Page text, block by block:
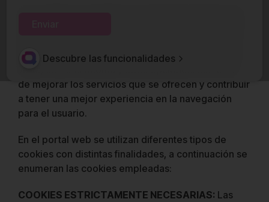
web almacene y recupere la información sobre la
de mejorar los servicios que se ofrecen y contribuir
a tener una mejor experiencia en la navegación
para el usuario.
En el portal web se utilizan diferentes tipos de
cookies con distintas finalidades, a continuación se
enumeran las cookies empleadas:
COOKIES ESTRICTAMENTE NECESARIAS: Las
Descubre las funcionalidades